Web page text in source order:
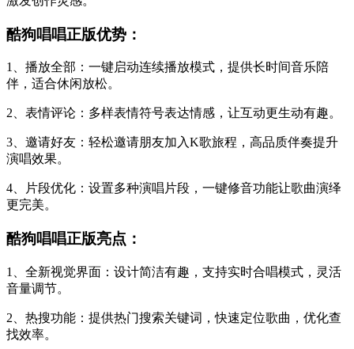
酷狗唱唱正版优势：
1、播放全部：一键启动连续播放模式，提供长时间音乐陪
伴，适合休闲放松。
2、表情评论：多样表情符号表达情感，让互动更生动有趣。
3、邀请好友：轻松邀请朋友加入K歌旅程，高品质伴奏提升
演唱效果。
4、片段优化：设置多种演唱片段，一键修音功能让歌曲演绎
更完美。
酷狗唱唱正版亮点：
1、全新视觉界面：设计简洁有趣，支持实时合唱模式，灵活
音量调节。
2、热搜功能：提供热门搜索关键词，快速定位歌曲，优化查
找效率。